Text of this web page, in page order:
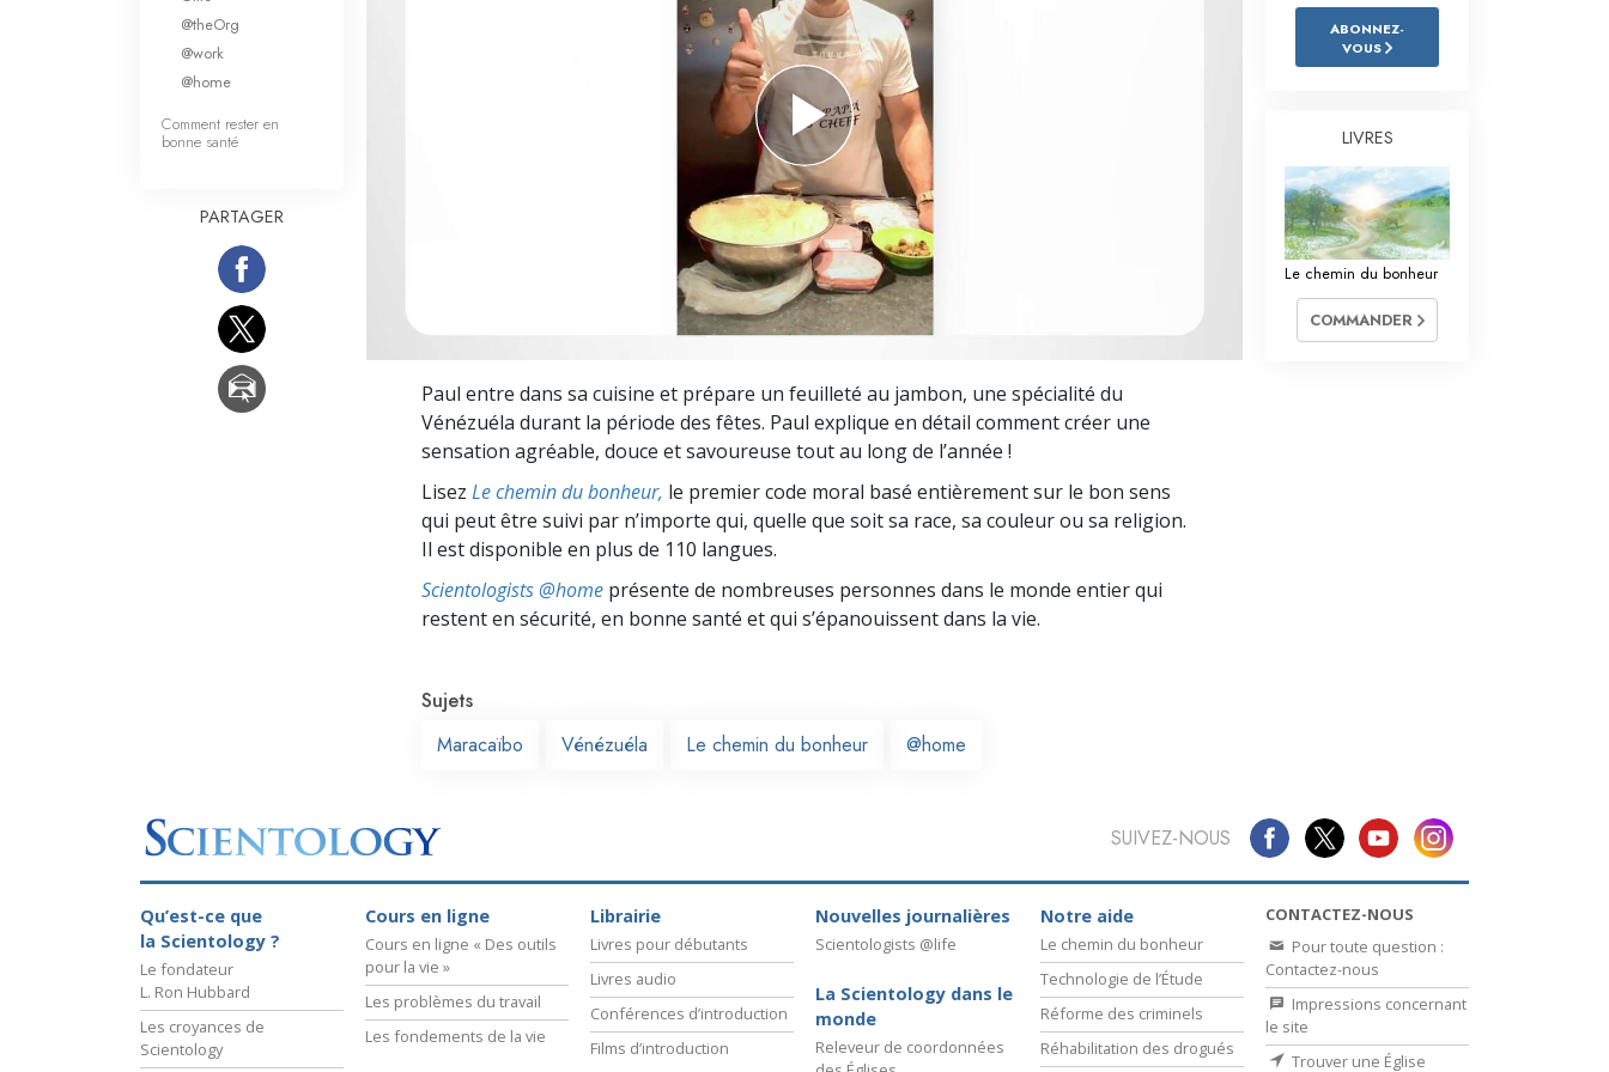
L’échelle des tons émotionnels
Réponses aux drogues
L’éthique et les conditions
La raison de l’oppression
Les investigations
Les fondements de l’organisation
Paul entre dans sa cuisine et prépare un feuilleté au jambon, une spécialité du
Vénézuéla durant la période des fêtes. Paul explique en détail comment créer une
sensation agréable, douce et savoureuse tout au long de l’année !
Lisez Le chemin du bonheur, le premier code moral basé entièrement sur le bon sens
qui peut être suivi par n’importe qui, quelle que soit sa race, sa couleur ou sa religion.
Il est disponible en plus de 110 langues.
Scientologists @home présente de nombreuses personnes dans le monde entier qui
restent en sécurité, en bonne santé et qui s’épanouissent dans la vie.
Sujets
Maracaïbo
Vénézuéla Le chemin du bonheur @home
@theOrg
@work
@home
Comment rester en
bonne santé
PARTAGER
ABONNEZ-
VOUS
LIVRES
Le chemin du bonheur
COMMANDER
SUIVEZ-NOUS
Qu’est-ce que
la Scientology ?
Le fondateur
L. Ron Hubbard
Les croyances de
Scientology
Cours en ligne
Cours en ligne « Des outils
pour la vie »
Les problèmes du travail
Les fondements de la vie
Librairie
Livres pour débutants
Livres audio
Conférences d’introduction
Films d’introduction
Nouvelles journalières
Scientologists @life
La Scientology dans le
monde
Releveur de coordonnées
Notre aide
Le chemin du bonheur
Technologie de l’Étude
Réforme des criminels
Réhabilitation des drogués
CONTACTEZ-NOUS
Pour toute question :
Contactez-nous
Impressions concernant
le site
Trouver une Église